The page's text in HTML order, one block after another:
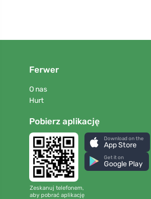
Ferwer
O nas
Hurt
Pobierz aplikację
Zeskanuj telefonem,
aby pobrać aplikację
Download on the
App Store
Get it on
Google Play